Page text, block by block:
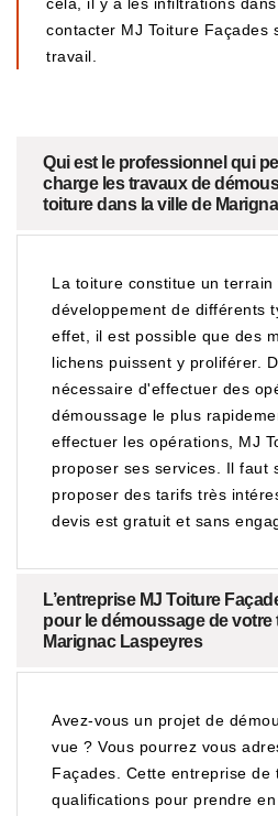
contacter MJ Toiture Façades
travail.
Qui est le professionnel qui
charge les travaux de
toiture dans la ville de
La toiture constitue un
développement de différents
effet, il est possible que des
lichens puissent y proliférer.
nécessaire d'effectuer des
démoussage le plus
effectuer les opérations, MJ
proposer ses services. Il faut
proposer des tarifs très
devis est gratuit et sans
L’entreprise MJ Toiture
pour le démoussage de votre
Marignac Laspeyres
Avez-vous un projet de
vue ? Vous pourrez vous
Façades. Cette entreprise de
qualifications pour prendre